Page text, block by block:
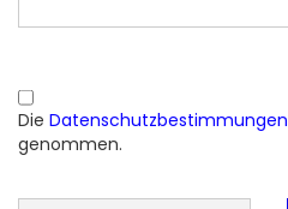
DATENSCHUTZBESTIMMUNGEN
Die Datenschutzbestimmungen
genommen.